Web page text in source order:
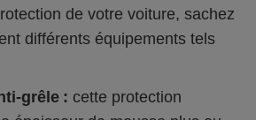
de votre voiture, sachez
différents équipements tels
grêle : cette protection